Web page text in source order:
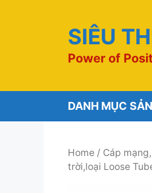
SIÊU
Power of
DANH MỤC
Home / Cáp
trời,loại Loose